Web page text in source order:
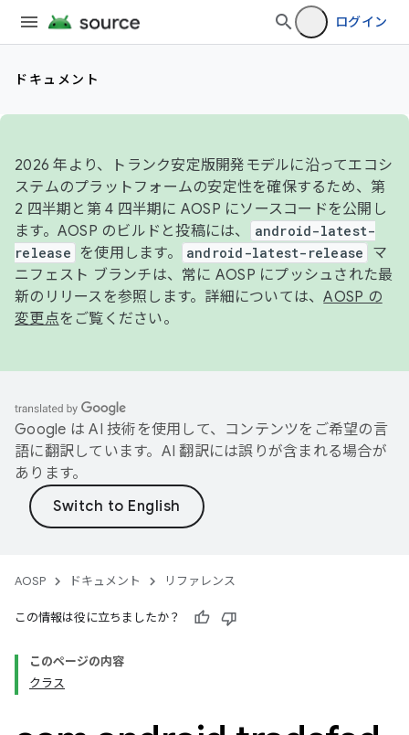
ログイン
ドキュメント
2026 年より、トランク安定版開発モデルに沿ってエコシ
ステムのプラットフォームの安定性を確保するため、第
2 四半期と第 4 四半期に AOSP にソースコードを公開し
ます。AOSP のビルドと投稿には、
android-latest-
release
を使用します。 android-latest-release
マ
ニフェスト ブランチは、常に AOSP にプッシュされた最
新のリリースを参照します。詳細については、AOSP の
変更点をご覧ください。
Google は AI 技術を使用して、コンテンツをご希望の言
語に翻訳しています。AI 翻訳には誤りが含まれる場合が
あります。
AOSP ドキュメント リファレンス
この情報は役に立ちましたか？
このページの内容
クラス